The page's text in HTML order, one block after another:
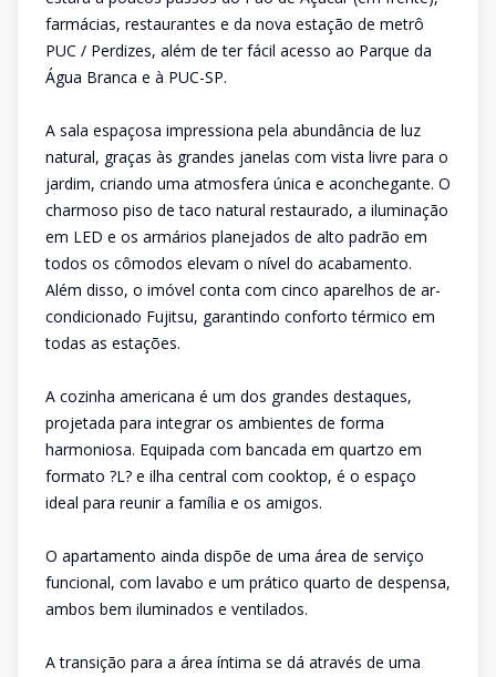
farmácias, restaurantes e da nova estação de metrô
PUC / Perdizes, além de ter fácil acesso ao Parque da
Água Branca e à PUC-SP.
A sala espaçosa impressiona pela abundância de luz
natural, graças às grandes janelas com vista livre para o
jardim, criando uma atmosfera única e aconchegante. O
charmoso piso de taco natural restaurado, a iluminação
em LED e os armários planejados de alto padrão em
todos os cômodos elevam o nível do acabamento.
Além disso, o imóvel conta com cinco aparelhos de ar-
condicionado Fujitsu, garantindo conforto térmico em
todas as estações.
A cozinha americana é um dos grandes destaques,
projetada para integrar os ambientes de forma
harmoniosa. Equipada com bancada em quartzo em
formato ?L? e ilha central com cooktop, é o espaço
ideal para reunir a família e os amigos.
O apartamento ainda dispõe de uma área de serviço
funcional, com lavabo e um prático quarto de despensa,
ambos bem iluminados e ventilados.
A transição para a área íntima se dá através de uma